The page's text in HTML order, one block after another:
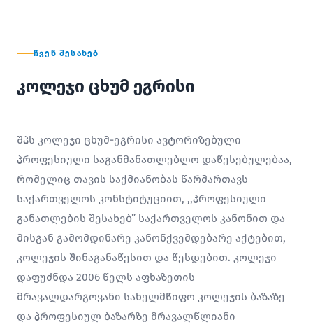
ᲩᲕᲔᲜ ᲨᲔᲡᲐᲮᲔᲑ
კოლეჯი ცხუმ ეგრისი
შპს კოლეჯი ცხუმ-ეგრისი ავტორიზებული
პროფესიული საგანმანათლებლო დაწესებულებაა,
რომელიც თავის საქმიანობას წარმართავს
საქართველოს კონსტიტუციით, ,,პროფესიული
განათლების შესახებ” საქართველოს კანონით და
მისგან გამომდინარე კანონქვემდებარე აქტებით,
კოლეჯის შინაგანაწესით და წესდებით. კოლეჯი
დაფუძნდა 2006 წელს აფხაზეთის
მრავალდარგოვანი სახელმწიფო კოლეჯის ბაზაზე
და პროფესიულ ბაზარზე მრავალწლიანი